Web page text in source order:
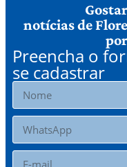
notícias de
Preencha o
se cadastrar